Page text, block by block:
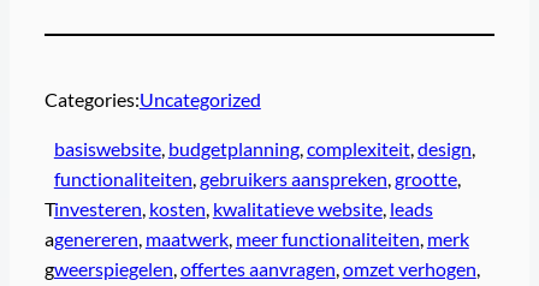
Categories:Uncategorized
T
a
g
basiswebsite, budgetplanning, complexiteit, design,
functionaliteiten, gebruikers aanspreken, grootte,
investeren, kosten, kwalitatieve website, leads
genereren, maatwerk, meer functionaliteiten, merk
weerspiegelen, offertes aanvragen, omzet verhogen,